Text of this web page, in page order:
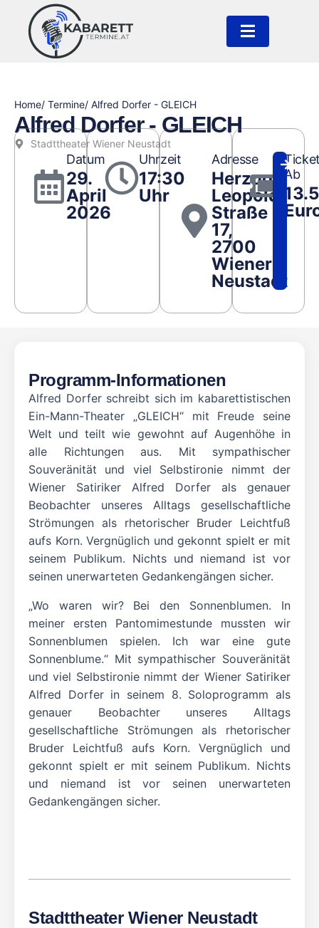
Home/ Termine/ Alfred Dorfer - GLEICH
Alfred Dorfer - GLEICH
Stadttheater Wiener Neustadt
Datum
29.
April
2026
Uhrzeit
17:30
Uhr
Adresse
Herzog
Leopold
Straße
17,
2700
Wiener
Neustadt
Ab
13.5
Programm-Informationen
Alfred Dorfer schreibt sich im kabarettistischen
Ein-Mann-Theater „GLEICH“ mit Freude seine
Welt und teilt wie gewohnt auf Augenhöhe in
alle Richtungen aus. Mit sympathischer
Souveränität und viel Selbstironie nimmt der
Wiener Satiriker Alfred Dorfer als genauer
Beobachter unseres Alltags gesellschaftliche
Strömungen als rhetorischer Bruder Leichtfuß
aufs Korn. Vergnüglich und gekonnt spielt er mit
seinem Publikum. Nichts und niemand ist vor
seinen unerwarteten Gedankengängen sicher.
„Wo waren wir? Bei den Sonnenblumen. In
meiner ersten Pantomimestunde mussten wir
Sonnenblumen spielen. Ich war eine gute
Sonnenblume.“ Mit sympathischer Souveränität
und viel Selbstironie nimmt der Wiener Satiriker
Alfred Dorfer in seinem 8. Soloprogramm als
genauer Beobachter unseres Alltags
gesellschaftliche Strömungen als rhetorischer
Bruder Leichtfuß aufs Korn. Vergnüglich und
gekonnt spielt er mit seinem Publikum. Nichts
und niemand ist vor seinen unerwarteten
Gedankengängen sicher.
Stadttheater Wiener Neustadt